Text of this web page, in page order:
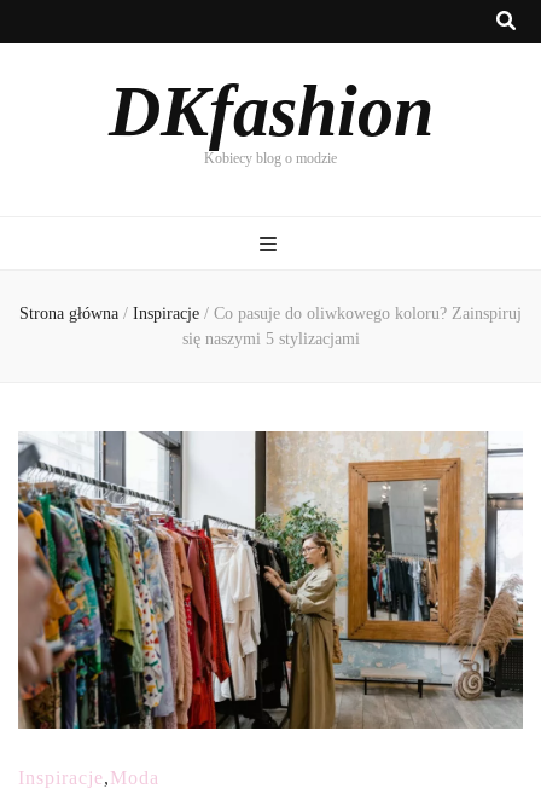
DKfashion
Kobiecy blog o modzie
Strona główna / Inspiracje / Co pasuje do oliwkowego koloru? Zainspiruj
się naszymi 5 stylizacjami
Inspiracje,Moda